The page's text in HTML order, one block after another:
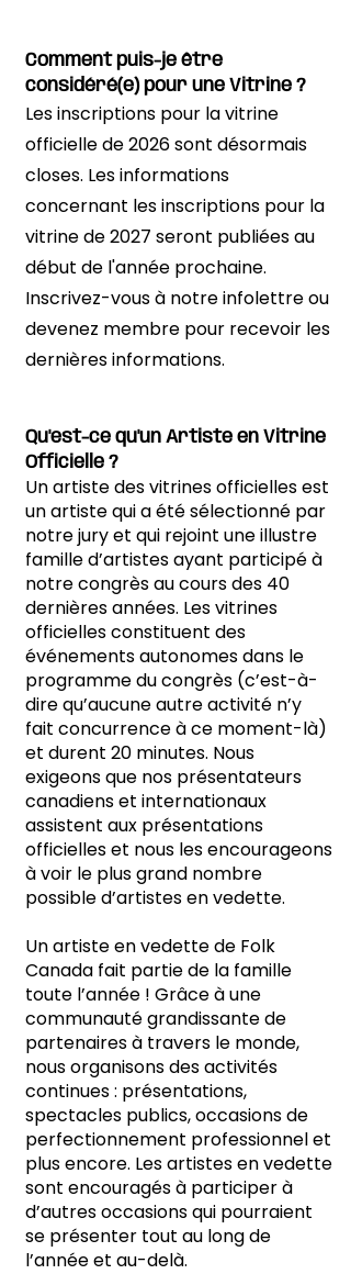
Comment puis-je être
considéré(e) pour une Vitrine ?
Les inscriptions pour la vitrine
officielle de 2026 sont désormais
closes. Les informations
concernant les inscriptions pour la
vitrine de 2027 seront publiées au
début de l'année prochaine.
Inscrivez-vous à notre infolettre ou
devenez membre pour recevoir les
dernières informations.
Qu'est-ce qu'un Artiste en Vitrine
Officielle ?
Un artiste des vitrines officielles est
un artiste qui a été sélectionné par
notre jury et qui rejoint une illustre
famille d’artistes ayant participé à
notre congrès au cours des 40
dernières années. Les vitrines
officielles constituent des
événements autonomes dans le
programme du congrès (c’est-à-
dire qu’aucune autre activité n’y
fait concurrence à ce moment-là)
et durent 20 minutes. Nous
exigeons que nos présentateurs
canadiens et internationaux
assistent aux présentations
officielles et nous les encourageons
à voir le plus grand nombre
possible d’artistes en vedette.
Un artiste en vedette de Folk
Canada fait partie de la famille
toute l’année ! Grâce à une
communauté grandissante de
partenaires à travers le monde,
nous organisons des activités
continues : présentations,
spectacles publics, occasions de
perfectionnement professionnel et
plus encore. Les artistes en vedette
sont encouragés à participer à
d’autres occasions qui pourraient
se présenter tout au long de
l’année et au-delà.